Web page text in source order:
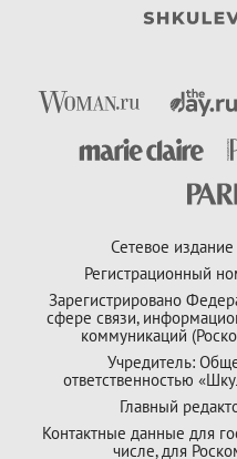
Сетевое
Регистрационный
Зарегистрировано
сфере связи,
коммуникаций
Учредитель:
ответственностью
Главный
Контактные данные для
числе, для